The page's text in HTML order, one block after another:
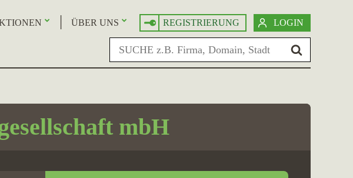
ÜBER UNS REGISTRIERUNG LOGIN
mbH